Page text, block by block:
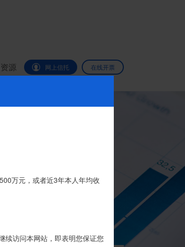
源 网上信托 在线开票
户。投资者认购我司信托产品
万元，或者近3年本人年均收
续访问本网站，即表明您保证您